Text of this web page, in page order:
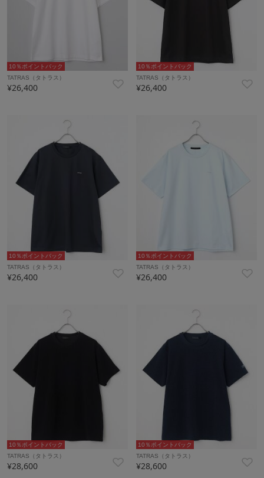
10％ポイントバック
TATRAS（タトラス）
¥26,400
10％ポイントバック
TATRAS（タトラス）
¥26,400
10％ポイントバック
TATRAS（タトラス）
¥26,400
10％ポイントバック
TATRAS（タトラス）
¥26,400
10％ポイントバック
TATRAS（タトラス）
¥28,600
10％ポイントバック
TATRAS（タトラス）
¥28,600